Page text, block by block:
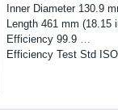
Inner Diameter 130.9
Length 461 mm (18.15
Efficiency 99.9
Efficiency Test Std ISO